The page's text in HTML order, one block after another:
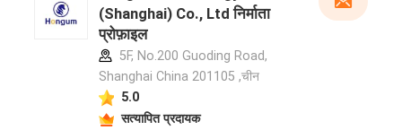
(Shanghai) Co., Ltd निर्माता
प्रोफ़ाइल
5F, No.200 Guoding Road,
Shanghai China 201105 ,चीन
5.0
सत्यापित प्रदायक